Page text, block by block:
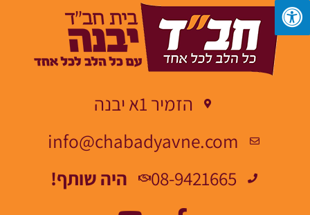
הזמיר 1א יבנה
info@chabadyavne.com
08-9421665
היה שותף!